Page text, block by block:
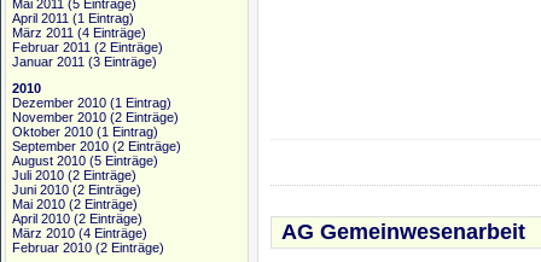
Mai 2011 (5 Einträge)
April 2011 (1 Eintrag)
März 2011 (4 Einträge)
Februar 2011 (2 Einträge)
Januar 2011 (3 Einträge)
2010
Dezember 2010 (1 Eintrag)
November 2010 (2 Einträge)
Oktober 2010 (1 Eintrag)
September 2010 (2 Einträge)
August 2010 (5 Einträge)
Juli 2010 (2 Einträge)
Juni 2010 (2 Einträge)
Mai 2010 (2 Einträge)
April 2010 (2 Einträge)
März 2010 (4 Einträge)
Februar 2010 (2 Einträge)
AG Gemeinwesenarbeit